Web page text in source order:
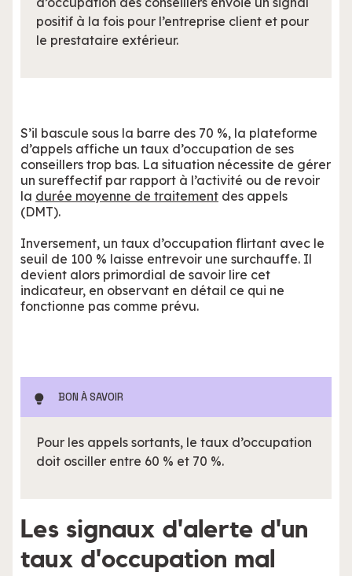
positif à la fois pour l’entreprise client et pour
le prestataire extérieur.
S’il bascule sous la barre des 70 %, la plateforme
d’appels affiche un taux d’occupation de ses
conseillers trop bas. La situation nécessite de gérer
un sureffectif par rapport à l’activité ou de revoir
la durée moyenne de traitement des appels
(DMT).
Inversement, un taux d’occupation flirtant avec le
seuil de 100 % laisse entrevoir une surchauffe. Il
devient alors primordial de savoir lire cet
indicateur, en observant en détail ce qui ne
fonctionne pas comme prévu.
BON À SAVOIR
Pour les appels sortants, le taux d’occupation
doit osciller entre 60 % et 70 %.
Les signaux d'alerte d'un
taux d'occupation mal